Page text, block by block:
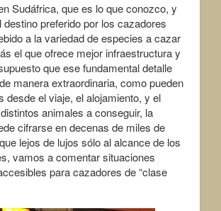
Sudáfrica, que es lo que conozco, y
preferido por los cazadores
a la variedad de especies a cazar
el que ofrece mejor infraestructura y
que ese fundamental detalle
manera extraordinaria, como pueden
desde el viaje, el alojamiento, y el
animales a conseguir, la
cifrarse en decenas de miles de
lejos de lujos sólo al alcance de los
vamos a comentar situaciones
para cazadores de “clase